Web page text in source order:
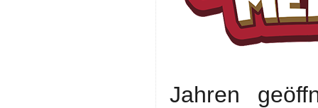
Jahren